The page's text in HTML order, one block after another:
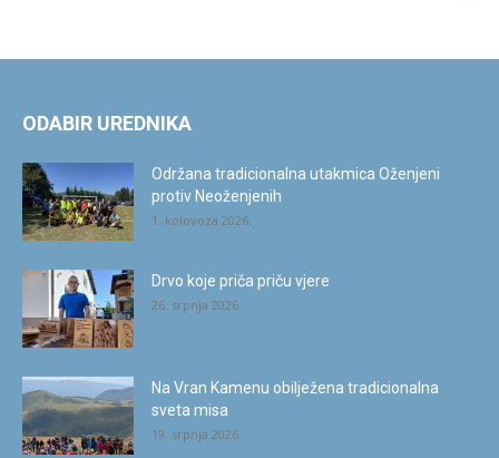
ODABIR UREDNIKA
Održana tradicionalna utakmica Oženjeni
protiv Neoženjenih
1. kolovoza 2026.
Drvo koje priča priču vjere
26. srpnja 2026.
Na Vran Kamenu obilježena tradicionalna
sveta misa
19. srpnja 2026.